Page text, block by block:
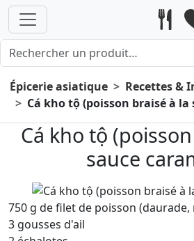
Épicerie asiatique
Recettes &
Cá kho tộ (poisson braisé à la
Cá kho tộ
sauce
750 g de filet de poisson (daurade,
3 gousses d'ail